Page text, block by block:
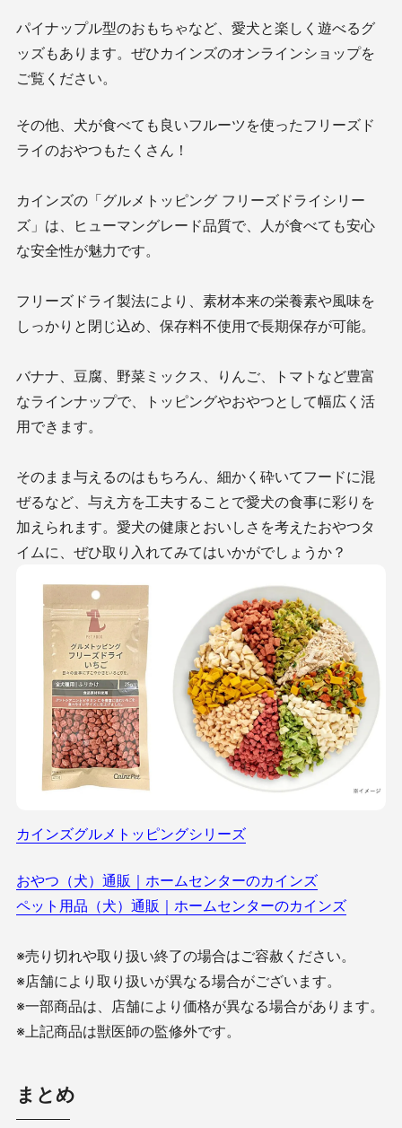
パイナップル型のおもちゃなど、愛犬と楽しく遊べるグ
ッズもあります。ぜひカインズのオンラインショップを
ご覧ください。
その他、犬が食べても良いフルーツを使ったフリーズド
ライのおやつもたくさん！
カインズの「グルメトッピング フリーズドライシリー
ズ」は、ヒューマングレード品質で、人が食べても安心
な安全性が魅力です。
フリーズドライ製法により、素材本来の栄養素や風味を
しっかりと閉じ込め、保存料不使用で長期保存が可能。
バナナ、豆腐、野菜ミックス、りんご、トマトなど豊富
なラインナップで、トッピングやおやつとして幅広く活
用できます。
そのまま与えるのはもちろん、細かく砕いてフードに混
ぜるなど、与え方を工夫することで愛犬の食事に彩りを
加えられます。愛犬の健康とおいしさを考えたおやつタ
イムに、ぜひ取り入れてみてはいかがでしょうか？
カインズグルメトッピングシリーズ
おやつ（犬）通販｜ホームセンターのカインズ
ペット用品（犬）通販｜ホームセンターのカインズ
※売り切れや取り扱い終了の場合はご容赦ください。
※店舗により取り扱いが異なる場合がございます。
※一部商品は、店舗により価格が異なる場合があります。
※上記商品は獣医師の監修外です。
まとめ